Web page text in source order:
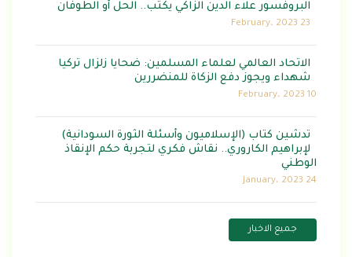
البروفسور علاء الدين الزاكي يكتب.. الحل أو الطوفان
23 February، 2023
الاتحاد العالمي لعلماء المسلمين: ضحايا زلزال تركيا
شهداء ويجوز دفع الزكاة للمنضررين
10 February، 2023
تدشين كتاب (الإسلاميون وأسئلة الثورة السودانية)
لإبراهيم الكاروري.. نقاش فكري لتجربة حكم الإنقاذ
الوطني
24 January، 2023
جميع الاخبار